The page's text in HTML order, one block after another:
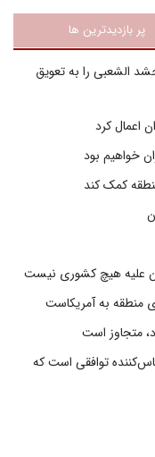
پر بازدیدترین ها
الشعبی را به تعویق
اعمال کرد
خواهیم بود
کمک کند
علیه هیچ کشوری نیست
منطقه به آمریکاست
متجاوز است
توافقی است که